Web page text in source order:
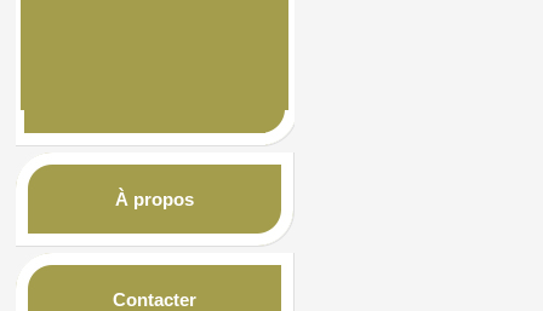
À propos
Contacter